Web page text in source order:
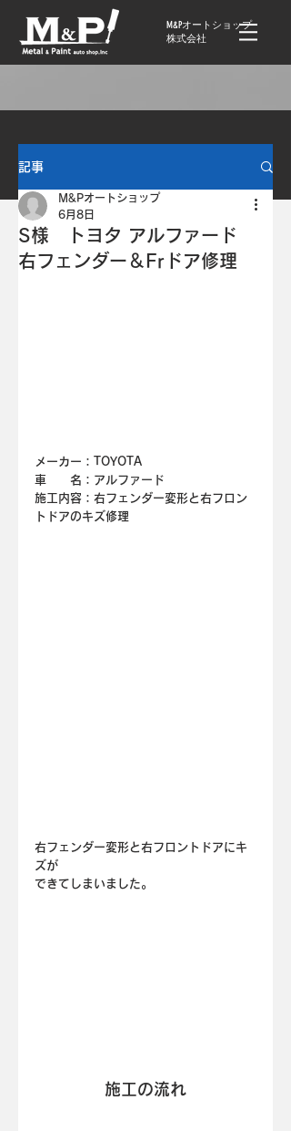
M&Pオートショップ
株式会社
記事
S様 トヨタ アルファード
右フェンダー＆Frドア修理
M&Pオートショップ
6月8日
メーカー：TOYOTA
車　　名： アルファード
施工内容：右フェンダー変形と右フロン
トドアのキズ修理
右フェンダー変形と右フロントドアにキ
ズが
できてしまいました。
施工の流れ